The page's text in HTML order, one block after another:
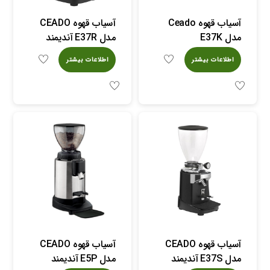
آسیاب قهوه Ceado
مدل E37K
اطلاعات بیشتر
آسیاب قهوه CEADO
مدل E37R آندیمند
اطلاعات بیشتر
آسیاب قهوه CEADO
مدل E37S آندیمند
آسیاب قهوه CEADO
مدل E5P آندیمند